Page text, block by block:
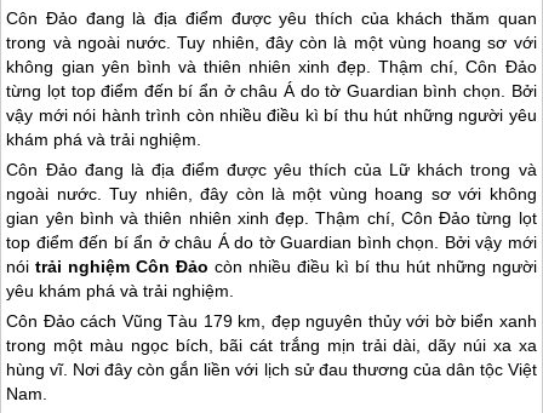
Côn Đảo đang là địa điểm được yêu thích của khách thăm quan
trong và ngoài nước. Tuy nhiên, đây còn là một vùng hoang sơ với
không gian yên bình và thiên nhiên xinh đẹp. Thậm chí, Côn Đảo
từng lọt top điểm đến bí ẩn ở châu Á do tờ Guardian bình chọn. Bởi
vậy mới nói hành trình còn nhiều điều kì bí thu hút những người yêu
khám phá và trải nghiệm.
Côn Đảođang là địa điểm được yêu thích của Lữ khách trong và
ngoài nước. Tuy nhiên, đây còn là một vùng hoang sơ với không
gian yên bình và thiên nhiên xinh đẹp. Thậm chí, Côn Đảo từng lọt
top điểm đến bí ẩn ở châu Á do tờ Guardian bình chọn. Bởi vậy mới
nóitrải nghiệmCôn Đảo còn nhiều điều kì bí thu hút những người
yêu khám phá và trải nghiệm.
Côn Đảocách Vũng Tàu 179 km, đẹp nguyên thủy với bờ biển xanh
trong một màu ngọc bích, bãi cát trắng mịn trải dài, dãy núi xa xa
hùng vĩ. Nơi đây còn gắn liền với lịch sử đau thương của dân tộc Việt
Nam.